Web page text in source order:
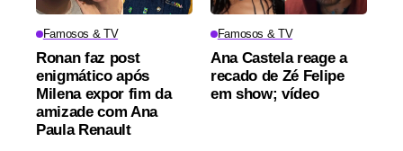
Famosos & TV
Ronan faz post
enigmático após
Milena expor fim da
amizade com Ana
Paula Renault
Famosos & TV
Ana Castela reage a
recado de Zé Felipe
em show; vídeo